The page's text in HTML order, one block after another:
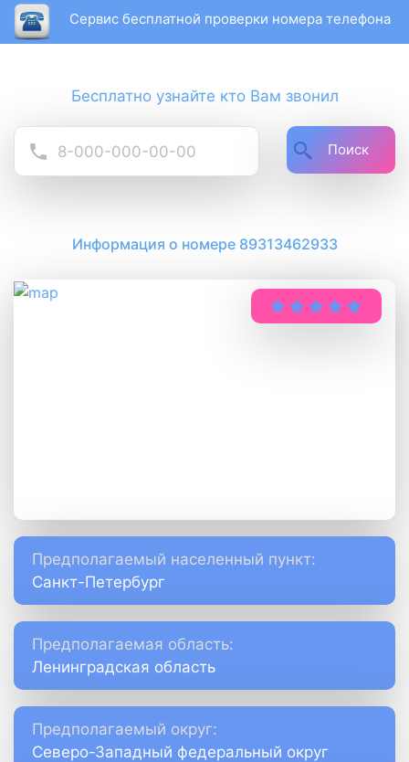
Сервис бесплатной проверки номера телефона
Бесплатно узнайте кто Вам звонил
Поиск
Информация о номере 89313462933
Предполагаемый населенный пункт:
Санкт-Петербург
Предполагаемая область:
Ленинградская область
Предполагаемый округ:
Северо-Западный федеральный округ